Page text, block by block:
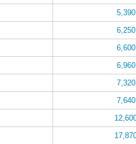
5,390
6,250
6,600
6,960
7,320
7,640